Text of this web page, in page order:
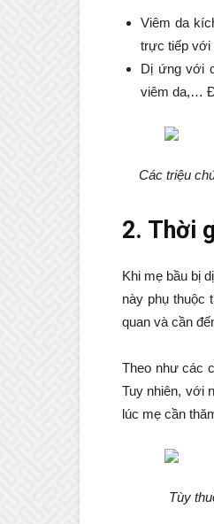
Viêm da
trực tiếp với
Dị ứng với
viêm da,…
Các triệu
2. Thời
Khi mẹ bầu bị
này phụ thuộc
quan và cần
Theo như các
Tuy nhiên, với
lúc mẹ cần
Tùy